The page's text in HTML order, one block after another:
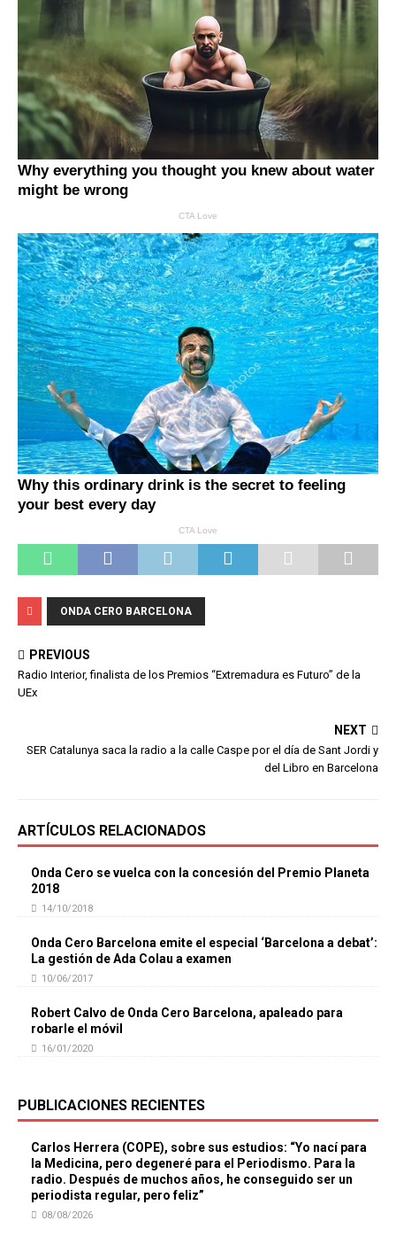
ONDA CERO BARCELONA
PREVIOUS
Radio Interior, finalista de los Premios “Extremadura es Futuro” de la
UEx
NEXT
SER Catalunya saca la radio a la calle Caspe por el día de Sant Jordi y
del Libro en Barcelona
ARTÍCULOS RELACIONADOS
Onda Cero se vuelca con la concesión del Premio Planeta
2018
14/10/2018
Onda Cero Barcelona emite el especial ‘Barcelona a debat’:
La gestión de Ada Colau a examen
10/06/2017
Robert Calvo de Onda Cero Barcelona, apaleado para
robarle el móvil
16/01/2020
PUBLICACIONES RECIENTES
Carlos Herrera (COPE), sobre sus estudios: “Yo nací para
la Medicina, pero degeneré para el Periodismo. Para la
radio. Después de muchos años, he conseguido ser un
periodista regular, pero feliz”
08/08/2026